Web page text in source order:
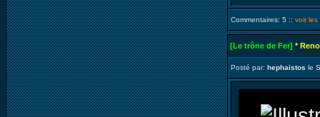
Commentaires: 5 :: voir les
[Le trône de Fer] *
Posté par: hephaistos le